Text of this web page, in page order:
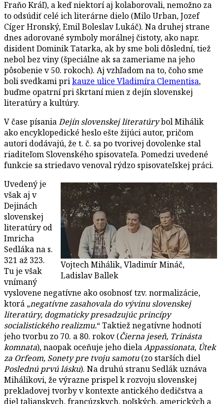
Fraňo Kráľ), a keď niektorí aj kolaborovali, nemožno za
to odsúdiť celé ich literárne dielo (Milo Urban, Jozef
Cíger Hronský, Emil Boleslav Lukáč). Na druhej strane
dnes adorované symboly morálnej čistoty, ako napr.
disident Dominik Tatarka, ak by sme boli dôslední, tiež
nebol bez viny (špeciálne ak sa zameriame na jeho
pôsobenie v 50. rokoch). Aj vzhľadom na to, čoho sme
boli svedkami prikauze ulice Vladimíra Clementisa,
buďme opatrní pri škrtaní mien z dejín slovenskej
literatúry a kultúry.
V čase písaniaDejín slovenskej literatúrybol Mihálik
ako encyklopedické heslo ešte žijúci autor, pričom
autori dodávajú, že t. č. sa po tvorivej dovolenke stal
riaditeľom Slovenského spisovateľa. Pomedzi uvedené
funkcie sa striedavo venoval rýdzo spisovateľskej práci.
Vojtech Mihálik, Vladimír Mináč,
Ladislav Ballek
Uvedený je
však aj v
Dejinách
slovenskej
literatúry od
Imricha
Sedláka na s.
321 až 323.
Tu je však
vnímaný
vyslovene negatívne ako osobnosť tzv. normalizácie,
ktorá „negatívne zasahovala do vývinu slovenskej
literatúry, dogmaticky presadzujúc princípy
socialistického realizmu.“ Taktiež negatívne hodnotí
jeho tvorbu zo 70. a 80. rokov (Čierna jeseň, Trinásta
komnata), naopak oceňuje jeho dielaAppassionata, Útek
za Orfeom, Sonety pre tvoju samotu(zo starších diel
Poslednú prvú lásku). Na druhú stranu Sedlák uznáva
Mihálikovi, že výrazne prispel k rozvoju slovenskej
prekladovej tvorby v kontexte antického dedičstva a
diel talianskych, francúzskych, poľských, amerických a